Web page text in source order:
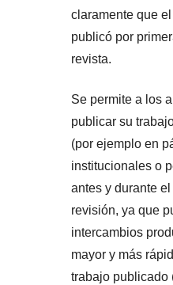
claramente que
publicó por
revista.
Se permite a los
publicar su
(por ejemplo en
institucionales o
antes y durante
revisión, ya que
intercambios
mayor y más
trabajo publicado